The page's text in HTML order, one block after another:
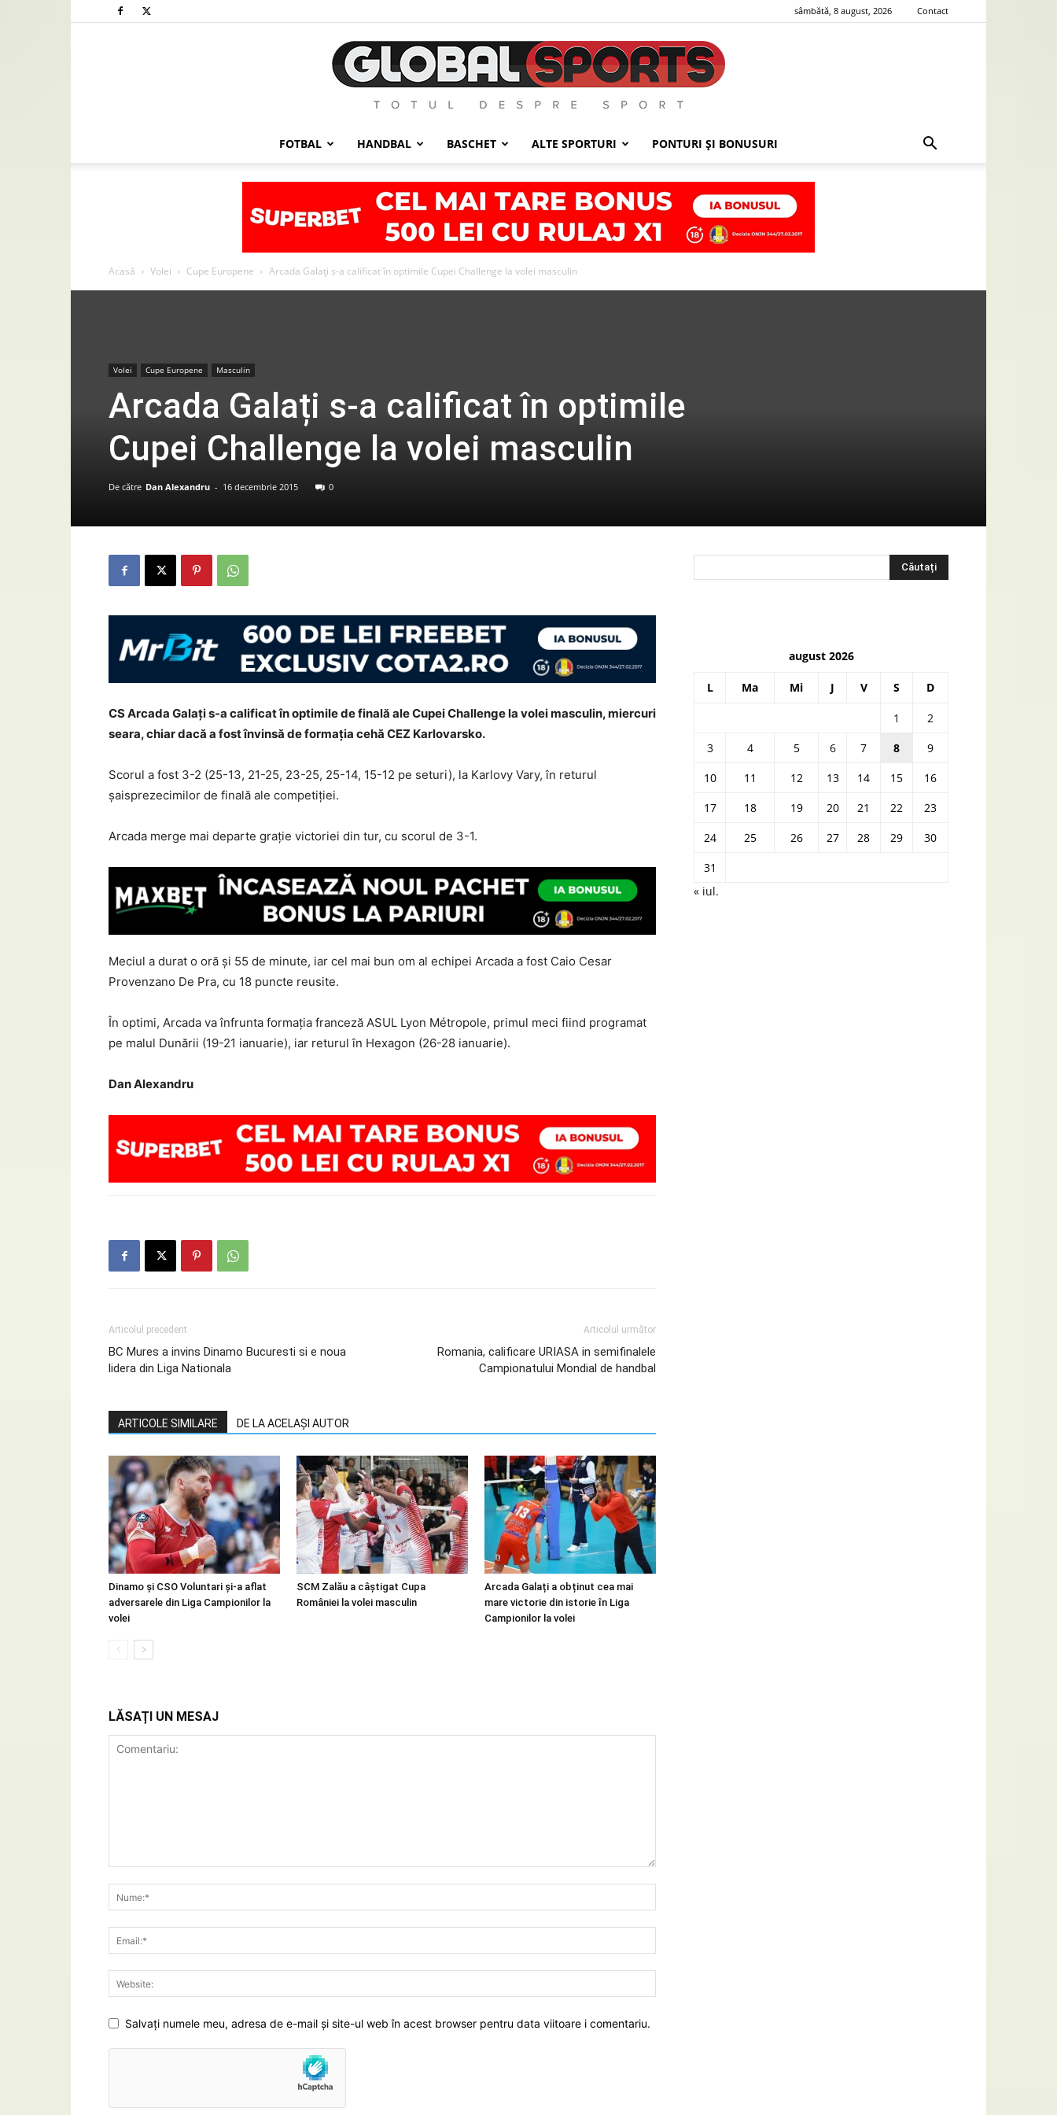
sâmbătă, 8 august, 2026 Contact
FOTBAL HANDBAL BASCHET ALTE SPORTURI PONTURI ȘI BONUSURI
Acasă Volei Cupe Europene Arcada Galați s-a calificat în optimile Cupei Challenge la volei masculin
Volei Cupe Europene Masculin
Arcada Galați s-a calificat în optimile
Cupei Challenge la volei masculin
De către Dan Alexandru - 16 decembrie 2015 0
CS Arcada Galați s-a calificat în optimile de finală ale Cupei Challenge la volei masculin, miercuri
seara, chiar dacă a fost învinsă de formația cehă CEZ Karlovarsko.
Scorul a fost 3-2 (25-13, 21-25, 23-25, 25-14, 15-12 pe seturi), la Karlovy Vary, în returul
șaisprezecimilor de finală ale competiției.
Arcada merge mai departe grație victoriei din tur, cu scorul de 3-1.
Meciul a durat o oră și 55 de minute, iar cel mai bun om al echipei Arcada a fost Caio Cesar
Provenzano De Pra, cu 18 puncte reusite.
În optimi, Arcada va înfrunta formația franceză ASUL Lyon Métropole, primul meci fiind programat
pe malul Dunării (19-21 ianuarie), iar returul în Hexagon (26-28 ianuarie).
Dan Alexandru
Articolul precedent
BC Mures a invins Dinamo Bucuresti si e noua
lidera din Liga Nationala
Articolul următor
Romania, calificare URIASA in semifinalele
Campionatului Mondial de handbal
ARTICOLE SIMILARE DE LA ACELAȘI AUTOR
Dinamo și CSO Voluntari și-a aflat
adversarele din Liga Campionilor la
volei
SCM Zalău a câștigat Cupa
României la volei masculin
Arcada Galați a obținut cea mai
mare victorie din istorie în Liga
Campionilor la volei
LĂSAȚI UN MESAJ
Salvați numele meu, adresa de e-mail și site-ul web în acest browser pentru data viitoare i comentariu.
august 2026
L Ma Mi J V S D
1
2
3
4 5 6 7 8
9
10
11 12 13 14 15
16
17
18 19 20 21 22
23
24
25 26 27 28 29
30
31
« iul.